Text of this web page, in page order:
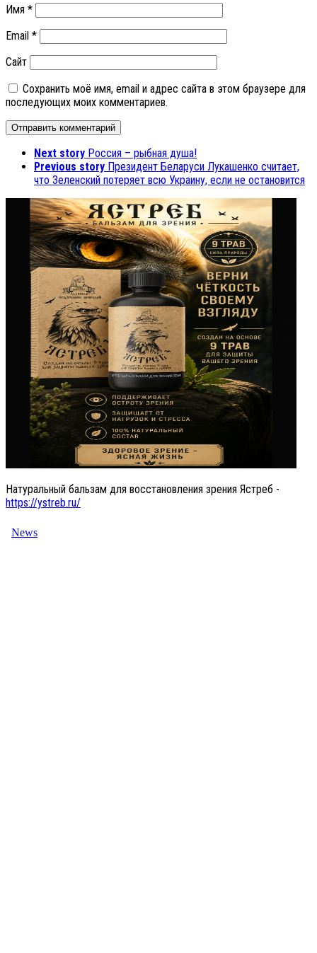
Имя *
Email *
Сайт
Сохранить моё имя, email и адрес сайта в этом браузере для
последующих моих комментариев.
Next story Россия – рыбная душа!
Previous story Президент Беларуси Лукашенко считает,
что Зеленский потеряет всю Украину, если не остановится
Натуральный бальзам для восстановления зрения Ястреб -
https://ystreb.ru/